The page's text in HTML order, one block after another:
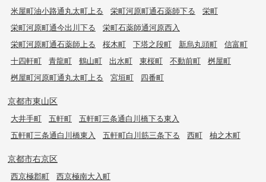
米屋町油小路通丸太町上る
栄町河原町通石薬師下る
栄町
栄町河原町通今出川下る
栄町石薬師通河原西入
栄町河原町通石薬師上る
桜木町 下塔之段町 新烏丸頭町
信富町
十四軒町
青龍町 鶴山町 出水町 東桜町 不動前町
桝屋町
桝屋町河原町通丸太町上る
宮垣町 四番町
京都市東山区
大井手町 五軒町
五軒町三条通白川橋下る東入
五軒町三条通白川橋東入
五軒町白川筋三条下る 西町 柚之木町
京都市右京区
西京極郡町 西京極南大入町